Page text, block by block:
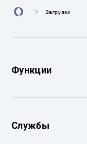
Загрузки
Функции
Службы